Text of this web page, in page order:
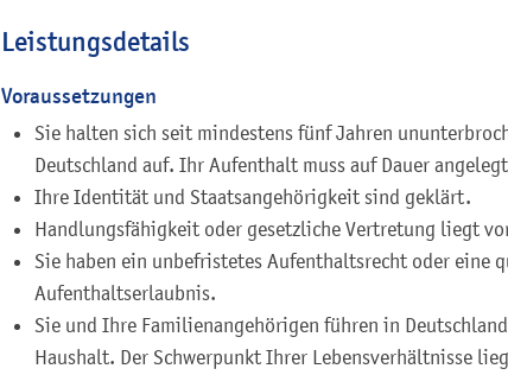
Leistungsdetails
Voraussetzungen
Sie halten sich seit mindestens fünf Jahren
Deutschland auf. Ihr Aufenthalt muss auf Dauer
Ihre Identität und Staatsangehörigkeit sind geklärt.
Handlungsfähigkeit oder gesetzliche Vertretung liegt
Sie haben ein unbefristetes Aufenthaltsrecht oder eine
Aufenthaltserlaubnis.
Sie und Ihre Familienangehörigen führen in
Haushalt. Der Schwerpunkt Ihrer Lebensverhältnisse